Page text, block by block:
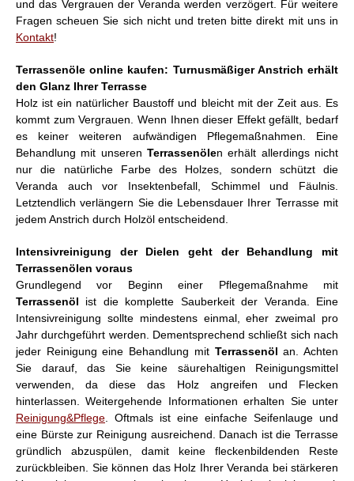
und das Vergrauen der Veranda werden verzögert. Für weitere
Fragen scheuen Sie sich nicht und treten bitte direkt mit uns in
Kontakt!
Terrassenöle online kaufen: Turnusmäßiger Anstrich erhält
den Glanz Ihrer Terrasse
Holz ist ein natürlicher Baustoff und bleicht mit der Zeit aus. Es
kommt zum Vergrauen. Wenn Ihnen dieser Effekt gefällt, bedarf
es keiner weiteren aufwändigen Pflegemaßnahmen. Eine
Behandlung mit unseren Terrassenölen erhält allerdings nicht
nur die natürliche Farbe des Holzes, sondern schützt die
Veranda auch vor Insektenbefall, Schimmel und Fäulnis.
Letztendlich verlängern Sie die Lebensdauer Ihrer Terrasse mit
jedem Anstrich durch Holzöl entscheidend.
Intensivreinigung der Dielen geht der Behandlung mit
Terrassenölen voraus
Grundlegend vor Beginn einer Pflegemaßnahme mit
Terrassenöl ist die komplette Sauberkeit der Veranda. Eine
Intensivreinigung sollte mindestens einmal, eher zweimal pro
Jahr durchgeführt werden. Dementsprechend schließt sich nach
jeder Reinigung eine Behandlung mit Terrassenöl an. Achten
Sie darauf, das Sie keine säurehaltigen Reinigungsmittel
verwenden, da diese das Holz angreifen und Flecken
hinterlassen. Weitergehende Informationen erhalten Sie unter
Reinigung&Pflege . Oftmals ist eine einfache Seifenlauge und
eine Bürste zur Reinigung ausreichend. Danach ist die Terrasse
gründlich abzuspülen, damit keine fleckenbildenden Reste
zurückbleiben. Sie können das Holz Ihrer Veranda bei stärkeren